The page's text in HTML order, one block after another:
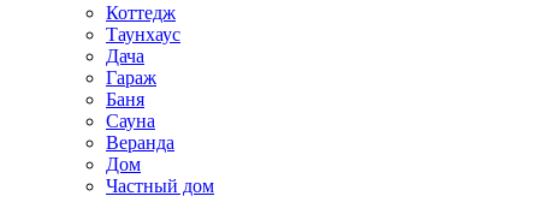
Коттедж
Таунхаус
Дача
Гараж
Баня
Сауна
Веранда
Дом
Частный дом